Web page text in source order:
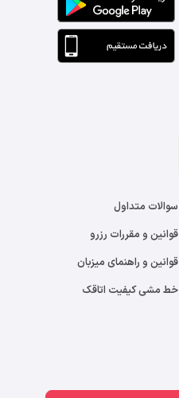
سوالات متداول
قوانین و مقررات رزرو
قوانین و راهنمای میزبان
خط مشی کیفیت اتاقک